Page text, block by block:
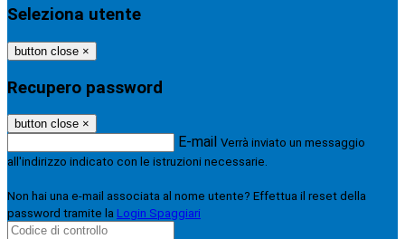
Seleziona utente
button close ×
Recupero password
button close ×
E-mail Verrà inviato un messaggio
all'indirizzo indicato con le istruzioni necessarie.
Non hai una e-mail associata al nome utente? Effettua il reset della
password tramite la Login Spaggiari